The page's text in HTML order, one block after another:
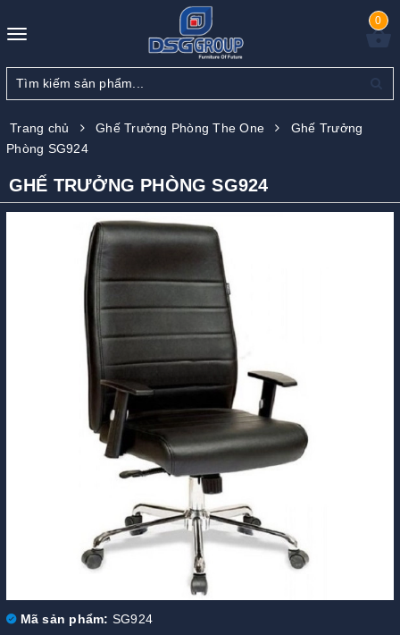
Toggle
0
Trang chủ Ghế Trưởng Phòng The One
Ghế Trưởng
Phòng SG924
GHẾ TRƯỞNG PHÒNG SG924
Mã sản phẩm: SG924